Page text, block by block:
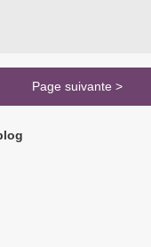
Page suivante >